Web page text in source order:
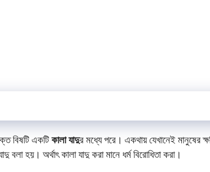
বিষটি একটিকালা যাদুর মধ্যে পরে। একথায় যেখানেই মানুষের
বলা হয়। অর্থাৎ কালা যাদু করা মানে ধর্ম বিরোধিতা করা।